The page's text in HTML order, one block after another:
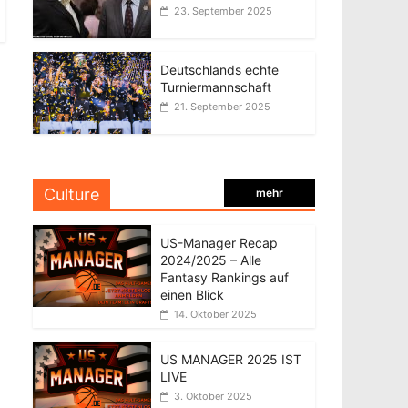
23. September 2025
Deutschlands echte
Turniermannschaft
21. September 2025
Culture mehr
US-Manager Recap
2024/2025 – Alle
Fantasy Rankings auf
einen Blick
14. Oktober 2025
US MANAGER 2025 IST
LIVE
3. Oktober 2025